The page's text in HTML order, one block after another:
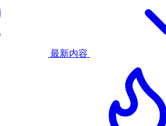
最新内容